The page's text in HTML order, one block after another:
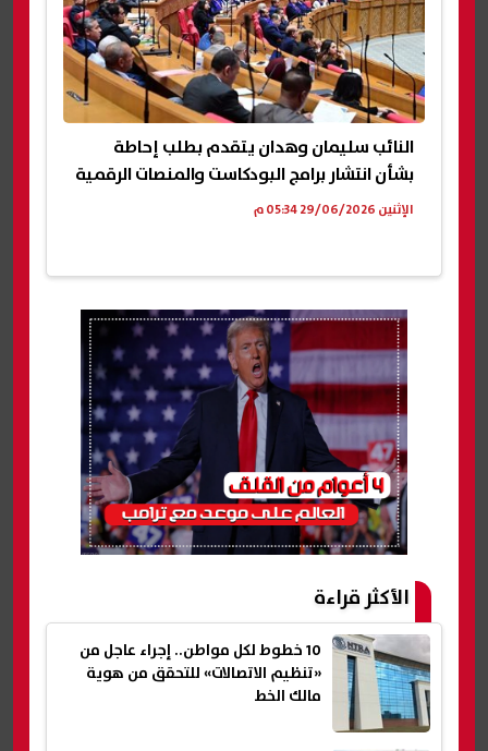
النائب سليمان وهدان يتقدم بطلب إحاطة
بشأن انتشار برامج البودكاست والمنصات الرقمية
الإثنين 29/06/2026 05:34 م
الأكثر قراءة
10 خطوط لكل مواطن.. إجراء عاجل من
«تنظيم الاتصالات» للتحقق من هوية
مالك الخط